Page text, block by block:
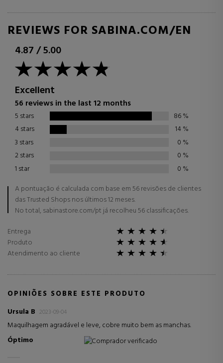
REVIEWS FOR SABINA.COM/EN
4.87/5.00
Excellent
56 reviews in the last 12 months
5 stars 86%
4 stars
14%
3 stars
0 %
2 stars
0 %
1 star
0 %
A pontuação é calculada com base em 56 revisões de clientes
das Trusted Shops nos últimos 12 meses.
No total, sabinastore.com/pt já recolheu 56 classificações.
Entrega
Produto
Atendimento ao cliente
OPINIÕES SOBRE ESTE PRODUTO
Ursula B 2023-09-04
Maquilhagem agradável e leve, cobre muito bem as manchas.
Óptimo
Comprador verificado